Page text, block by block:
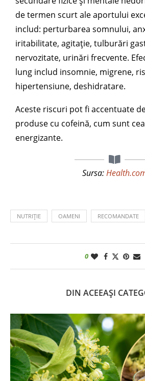
de termen scurt ale aportului
includ: perturbarea somnului,
iritabilitate, agitație, tulburări
nervozitate, urinări frecvente.
lung includ insomnie, migrene,
hipertensiune, deshidratare.
Aceste riscuri pot fi accentuate
produse cu cofeină, cum sunt
energizante.
Sursa:
NUTRIȚIE OAMENI RECOMANDATE
0
DIN ACEEAȘI